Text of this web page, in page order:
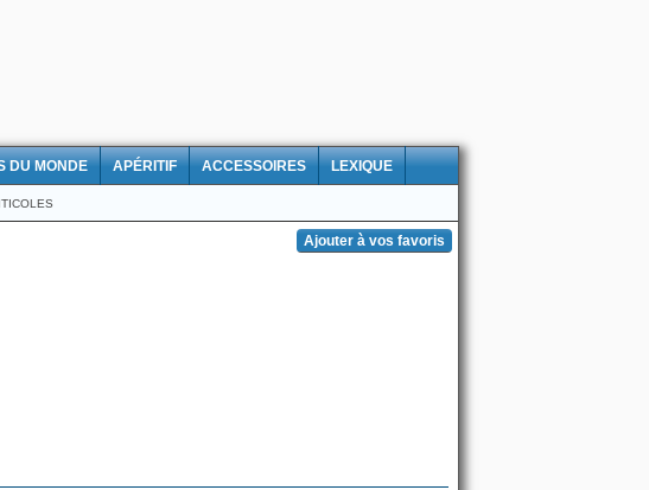
DU MONDE APÉRITIF ACCESSOIRES LEXIQUE